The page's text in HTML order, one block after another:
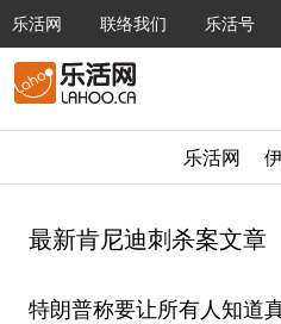
乐活网 联络我们 乐活号
乐活网
最新肯尼迪刺杀案文章
特朗普称要让所有人知道